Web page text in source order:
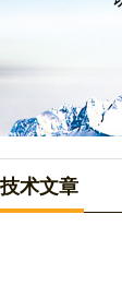
技术文章